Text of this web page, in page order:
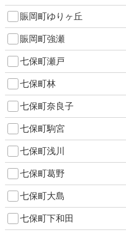
賑岡町ゆりヶ丘
賑岡町強瀬
七保町瀬戸
七保町林
七保町奈良子
七保町駒宮
七保町浅川
七保町葛野
七保町大島
七保町下和田